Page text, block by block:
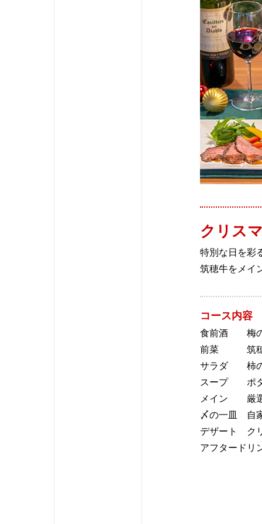
クリス
特別な日を彩
筑穂牛をメイ
コース内容
食前酒
梅
前菜
筑
サラダ
柿
スープ
ポ
メイン
厳
〆の一皿
自
デザート
ク
アフタードリ